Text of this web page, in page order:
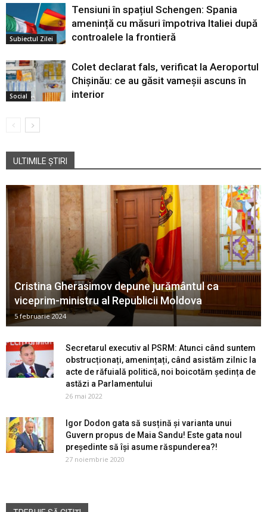
Subiectul Zilei
Tensiuni în spațiul Schengen: Spania
amenință cu măsuri împotriva Italiei după
controalele la frontieră
Social
Colet declarat fals, verificat la Aeroportul
Chișinău: ce au găsit vameșii ascuns în
interior
ULTIMILE ȘTIRI
Cristina Gherasimov depune jurământul ca
viceprim-ministru al Republicii Moldova
5 februarie 2024
Secretarul executiv al PSRM: Atunci când suntem
obstrucționați, amenințați, când asistăm zilnic la
acte de răfuială politică, noi boicotăm ședința de
astăzi a Parlamentului
26 mai 2022
Igor Dodon gata să susțină și varianta unui
Guvern propus de Maia Sandu! Este gata noul
președinte să își asume răspunderea?!
27 noiembrie 2020